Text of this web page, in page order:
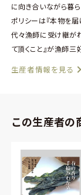
に向き合いながら暮ら
ポリシーは『本物を届
代々漁師に受け継が
て頂くこと』が漁師三
生産者情報を見る
この生産者の